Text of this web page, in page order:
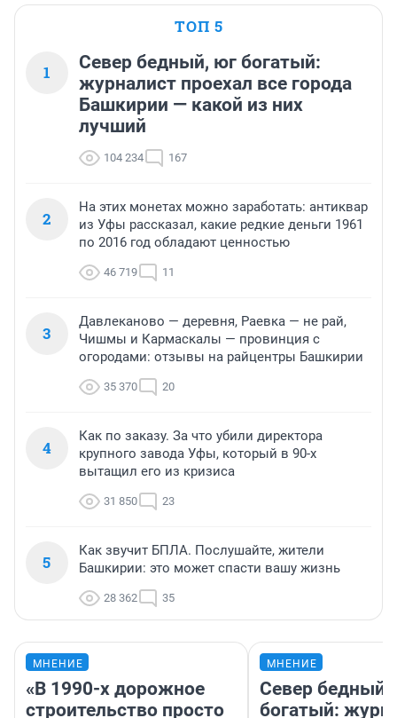
ТОП 5
1
Север бедный, юг богатый:
журналист проехал все города
Башкирии — какой из них
лучший
104 234 167
2
На этих монетах можно заработать: антиквар
из Уфы рассказал, какие редкие деньги 1961
по 2016 год обладают ценностью
46 719 11
3
Давлеканово — деревня, Раевка — не рай,
Чишмы и Кармаскалы — провинция с
огородами: отзывы на райцентры Башкирии
35 370 20
4
Как по заказу. За что убили директора
крупного завода Уфы, который в 90-х
вытащил его из кризиса
31 850 23
5
Как звучит БПЛА. Послушайте, жители
Башкирии: это может спасти вашу жизнь
28 362 35
МНЕНИЕ
«В 1990-х дорожное
строительство просто
МНЕНИЕ
Север бедный,
богатый: